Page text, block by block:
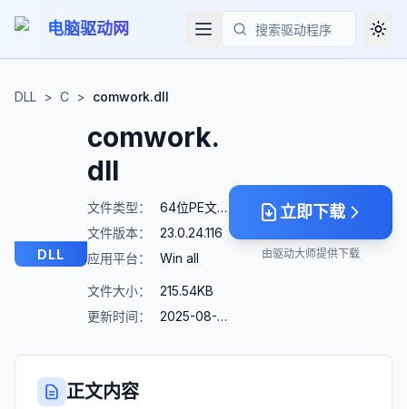
电脑驱动网
搜索
DLL > C > comwork.dll
DLL
comwork.
dll
文件类型：
64位PE文件
文件版本：
23.0.24.116
应用平台：
Win all
文件大小：
215.54KB
更新时间：
2025-08-23
立即下载
由驱动大师提供下载
正文内容